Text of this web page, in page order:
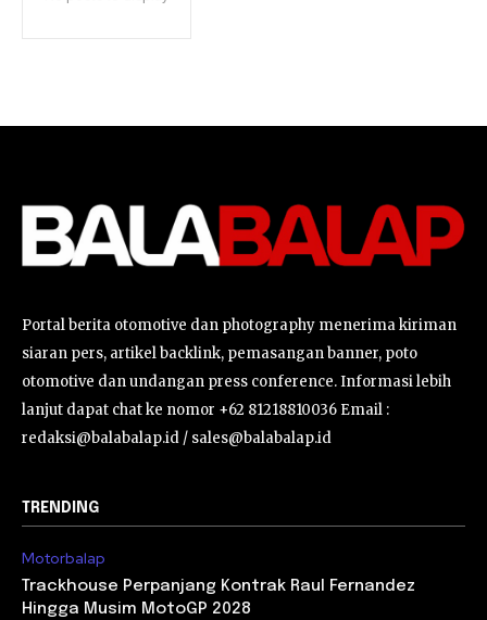
Portal berita otomotive dan photography menerima kiriman
siaran pers, artikel backlink, pemasangan banner, poto
otomotive dan undangan press conference. Informasi lebih
lanjut dapat chat ke nomor +62 81218810036 Email :
redaksi@balabalap.id / sales@balabalap.id
TRENDING
Motorbalap
Trackhouse Perpanjang Kontrak Raul Fernandez
Hingga Musim MotoGP 2028